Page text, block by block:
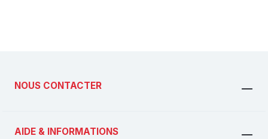
NOUS CONTACTER
AIDE & INFORMATIONS